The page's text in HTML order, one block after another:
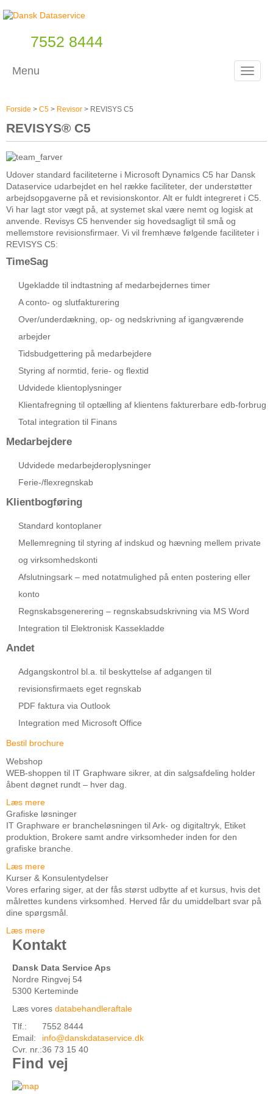
7552 8444
Menu
Forside > C5 > Revisor > REVISYS C5
REVISYS® C5
Udover standard faciliteterne i Microsoft Dynamics C5 har Dansk
Dataservice udarbejdet en hel række faciliteter, der understøtter
arbejdsopgaverne på et revisionskontor. Alt er fuldt integreret i C5.
Vi har lagt stor vægt på, at systemet skal være nemt og logisk at
anvende. Revisys C5 henvender sig hovedsagligt til små og
mellemstore revisionsfirmaer. Vi vil fremhæve følgende faciliteter i
REVISYS C5:
TimeSag
Ugekladde til indtastning af medarbejdernes timer
A conto- og slutfakturering
Over/underdækning, op- og nedskrivning af igangværende
arbejder
Tidsbudgettering på medarbejdere
Styring af normtid, ferie- og flextid
Udvidede klientoplysninger
Klientafregning til optælling af klientens fakturerbare edb-forbrug
Total integration til Finans
Medarbejdere
Udvidede medarbejderoplysninger
Ferie-/flexregnskab
Klientbogføring
Standard kontoplaner
Mellemregning til styring af indskud og hævning mellem private
og virksomhedskonti
Afslutningsark – med notatmulighed på enten postering eller
konto
Regnskabsgenerering – regnskabsudskrivning via MS Word
Integration til Elektronisk Kassekladde
Andet
Adgangskontrol bl.a. til beskyttelse af adgangen til
revisionsfirmaets eget regnskab
PDF faktura via Outlook
Integration med Microsoft Office
Bestil brochure
Webshop
WEB-shoppen til IT Graphware sikrer, at din salgsafdeling holder
åbent døgnet rundt – hver dag.
Læs mere
Grafiske løsninger
IT Graphware er brancheløsningen til Ark- og digitaltryk, Etiket
produktion, Brokere samt andre virksomheder inden for den
grafiske branche.
Læs mere
Kurser & Konsulentydelser
Vores erfaring siger, at der fås størst udbytte af et kursus, hvis det
målrettes kundens virksomhed. Herved får du umiddelbart svar på
dine spørgsmål.
Læs mere
Kontakt
Dansk Data Service Aps
Nordre Ringvej 54
5300 Kerteminde
Læs vores databehandleraftale
Tlf.:
7552 8444
Email:
info@danskdataservice.dk
Cvr. nr.:36 73 15 40
Find vej